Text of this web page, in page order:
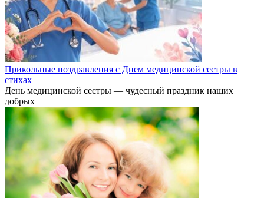
Прикольные поздравления с Днем медицинской сестры в
стихах
День медицинской сестры — чудесный праздник наших
добрых